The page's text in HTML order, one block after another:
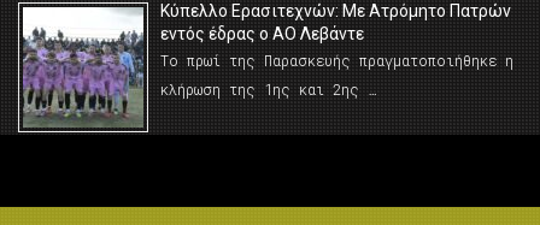
Κύπελλο Ερασιτεχνών: Με Ατρόμητο Πατρών
εντός έδρας ο ΑΟ Λεβάντε
Το πρωί της Παρασκευής πραγματοποιήθηκε η
κλήρωση της 1ης και 2ης …